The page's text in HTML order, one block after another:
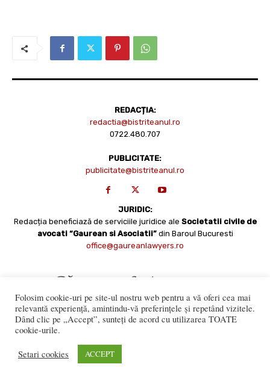
REDACȚIA:
redactia@bistriteanul.ro
0722.480.707
PUBLICITATE:
publicitate@bistriteanul.ro
JURIDIC:
Redacția beneficiază de serviciile juridice ale Societatii civile de
avocati “Gaurean si Asociatii” din Baroul Bucuresti
office@gaureanlawyers.ro
numai cu acordul expres al Bistriteanul.Ro. © Copyright 2008 -
Folosim cookie-uri pe site-ul nostru web pentru a vă oferi cea mai
relevantă experiență, amintindu-vă preferințele și repetând vizitele.
Dând clic pe „Accept”, sunteți de acord cu utilizarea TOATE
cookie-urile.
Setari cookies ACCEPT